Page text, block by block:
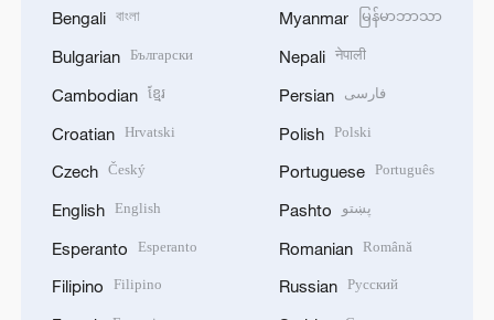
Bengali বাংলা
Bulgarian Български
Cambodian ខ្មែរ
Croatian Hrvatski
Czech Český
English English
Esperanto Esperanto
Filipino Filipino
Myanmar မြန်မာဘာသာ
Nepali नेपाली
Persian فارسی
Polish Polski
Portuguese Português
Pashto پښتو
Romanian Română
Russian Русский